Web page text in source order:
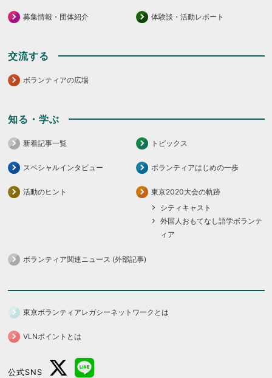
募集情報・団体紹介 体験談・活動レポート
交流する
ボランティアの広場
知る・学ぶ
新着記事一覧 トピックス
スペシャルインタビュー ボランティアはじめの一歩
活動のヒント
東京2020大会の軌跡
シティキャスト
外国人おもてなし語学ボランテ
ィア
ボランティア関連ニュース (外部記事)
東京ボランティアレガシーネットワークとは
VLNポイントとは
公式SNS